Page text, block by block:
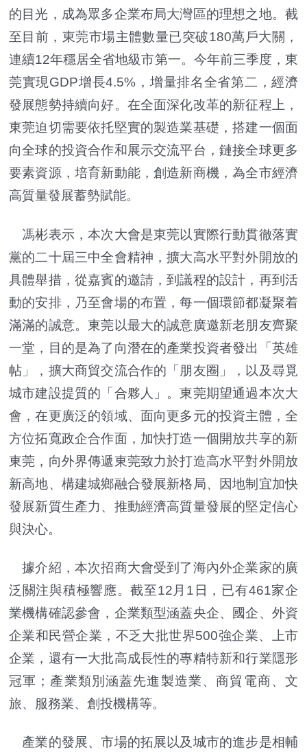
的目光，成為眾多企業布局大灣區的理想之地。截
至目前，東莞市場主體數量已突破180萬戶大關，
連續12年穩居全省地級市第一。今年前三季度，東
莞實現GDP增長4.5%，增量排名全省第二，經濟
發展態勢持續向好。在全面深化改革的新征程上，
東莞迫切需要依托堅實的製造業基礎，搭建一個面
向全球的投資合作和展示交流平台，鏈接全球更多
要素資源，培育新動能，創造新商機，為全市經濟
高質量發展蓄勢賦能。
馮彬表示，本次大會是東莞以實際行動貫徹落實
黨的二十屆三中全會精神，擴大高水平對外開放的
具體舉措，從嘉賓的邀請，到議程的設計，再到活
動的安排，乃至會場的布置，每一個環節都凝聚着
滿滿的誠意。東莞以最大的誠意廣邀新老朋友齊聚
一堂，目的是為了向潛在的產業投資者發出「英雄
帖」，擴大商貿交流合作的「朋友圈」，以及尋覓
城市建設提質的「合夥人」。東莞期望通過本次大
會，在更廣泛的領域、面向更多元的投資主體，全
方位拓寬政企合作面，加快打造一個開放共享的新
東莞，向外界傳遞東莞致力於打造高水平對外開放
新高地、構建城鄉融合發展新格局、因地制宜加快
發展新質生產力、推動經濟高質量發展的堅定信心
與決心。
據介紹，本次招商大會受到了海內外企業家的廣
泛關注與積極響應。截至12月1日，已有461家企
業機構確認參會，企業類型涵蓋央企、國企、外資
企業和民營企業，不乏大批世界500強企業、上市
企業，還有一大批高成長性的專精特新和行業隱形
冠軍；產業類別涵蓋先進製造業、商貿電商、文
旅、服務業、創投機構等。
產業的發展、市場的拓展以及城市的進步是相輔